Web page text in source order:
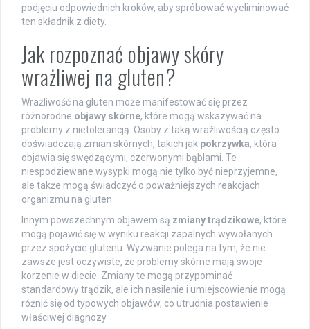
podjęciu odpowiednich kroków, aby spróbować wyeliminować
ten składnik z diety.
Jak rozpoznać objawy skóry
wrażliwej na gluten?
Wrażliwość na gluten może manifestować się przez
różnorodne objawy skórne, które mogą wskazywać na
problemy z nietolerancją. Osoby z taką wrażliwością często
doświadczają zmian skórnych, takich jak pokrzywka, która
objawia się swędzącymi, czerwonymi bąblami. Te
niespodziewane wysypki mogą nie tylko być nieprzyjemne,
ale także mogą świadczyć o poważniejszych reakcjach
organizmu na gluten.
Innym powszechnym objawem są zmiany trądzikowe, które
mogą pojawić się w wyniku reakcji zapalnych wywołanych
przez spożycie glutenu. Wyzwanie polega na tym, że nie
zawsze jest oczywiste, że problemy skórne mają swoje
korzenie w diecie. Zmiany te mogą przypominać
standardowy trądzik, ale ich nasilenie i umiejscowienie mogą
różnić się od typowych objawów, co utrudnia postawienie
właściwej diagnozy.